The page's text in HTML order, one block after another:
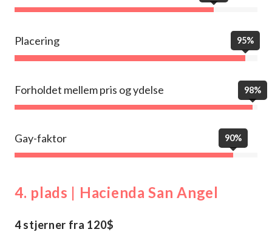
Placering 95%
Forholdet mellem pris og ydelse 98%
Gay-faktor 90%
4. plads | Hacienda San Angel
4 stjerner fra 120$